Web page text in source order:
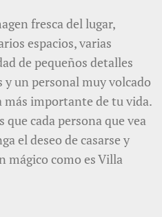
fresca del lugar,
espacios, varias
de pequeños detalles
y un personal muy volcado
más importante de tu vida.
que cada persona que vea
el deseo de casarse y
mágico como es Villa